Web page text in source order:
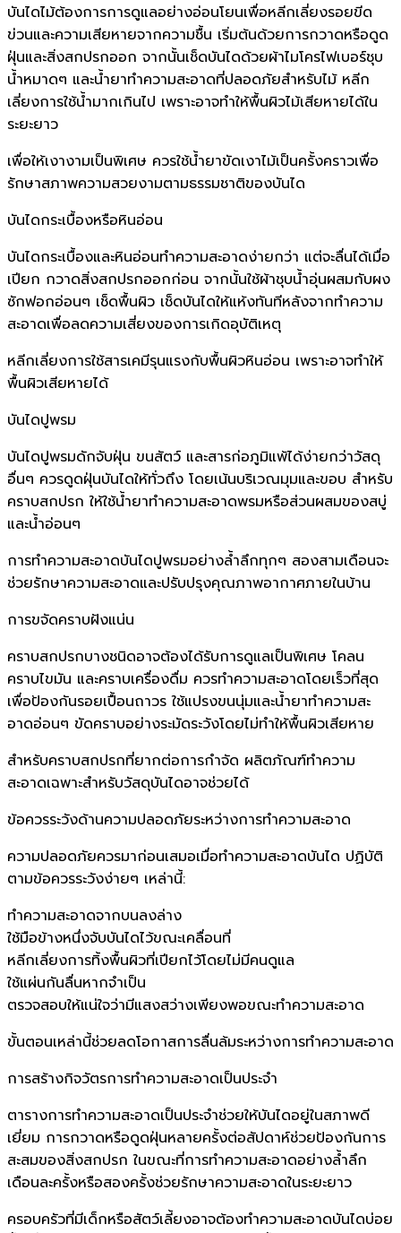
บันไดไม้ต้องการการดูแลอย่างอ่อนโยนเพื่อหลีกเลี่ยงรอยขีด
ข่วนและความเสียหายจากความชื้น เริ่มต้นด้วยการกวาดหรือดูด
ฝุ่นและสิ่งสกปรกออก จากนั้นเช็ดบันไดด้วยผ้าไมโครไฟเบอร์ชุบ
น้ำหมาดๆ และน้ำยาทำความสะอาดที่ปลอดภัยสำหรับไม้ หลีก
เลี่ยงการใช้น้ำมากเกินไป เพราะอาจทำให้พื้นผิวไม้เสียหายได้ใน
ระยะยาว
เพื่อให้เงางามเป็นพิเศษ ควรใช้น้ำยาขัดเงาไม้เป็นครั้งคราวเพื่อ
รักษาสภาพความสวยงามตามธรรมชาติของบันได
บันไดกระเบื้องหรือหินอ่อน
บันไดกระเบื้องและหินอ่อนทำความสะอาดง่ายกว่า แต่จะลื่นได้เมื่อ
เปียก กวาดสิ่งสกปรกออกก่อน จากนั้นใช้ผ้าชุบน้ำอุ่นผสมกับผง
ซักฟอกอ่อนๆ เช็ดพื้นผิว เช็ดบันไดให้แห้งทันทีหลังจากทำความ
สะอาดเพื่อลดความเสี่ยงของการเกิดอุบัติเหตุ
หลีกเลี่ยงการใช้สารเคมีรุนแรงกับพื้นผิวหินอ่อน เพราะอาจทำให้
พื้นผิวเสียหายได้
บันไดปูพรม
บันไดปูพรมดักจับฝุ่น ขนสัตว์ และสารก่อภูมิแพ้ได้ง่ายกว่าวัสดุ
อื่นๆ ควรดูดฝุ่นบันไดให้ทั่วถึง โดยเน้นบริเวณมุมและขอบ สำหรับ
คราบสกปรก ให้ใช้น้ำยาทำความสะอาดพรมหรือส่วนผสมของสบู่
และน้ำอ่อนๆ
การทำความสะอาดบันไดปูพรมอย่างล้ำลึกทุกๆ สองสามเดือนจะ
ช่วยรักษาความสะอาดและปรับปรุงคุณภาพอากาศภายในบ้าน
การขจัดคราบฝังแน่น
คราบสกปรกบางชนิดอาจต้องได้รับการดูแลเป็นพิเศษ โคลน
คราบไขมัน และคราบเครื่องดื่ม ควรทำความสะอาดโดยเร็วที่สุด
เพื่อป้องกันรอยเปื้อนถาวร ใช้แปรงขนนุ่มและน้ำยาทำความสะ
อาดอ่อนๆ ขัดคราบอย่างระมัดระวังโดยไม่ทำให้พื้นผิวเสียหาย
สำหรับคราบสกปรกที่ยากต่อการกำจัด ผลิตภัณฑ์ทำความ
สะอาดเฉพาะสำหรับวัสดุบันไดอาจช่วยได้
ข้อควรระวังด้านความปลอดภัยระหว่างการทำความสะอาด
ความปลอดภัยควรมาก่อนเสมอเมื่อทำความสะอาดบันได ปฏิบัติ
ตามข้อควรระวังง่ายๆ เหล่านี้:
ทำความสะอาดจากบนลงล่าง
ใช้มือข้างหนึ่งจับบันไดไว้ขณะเคลื่อนที่
หลีกเลี่ยงการทิ้งพื้นผิวที่เปียกไว้โดยไม่มีคนดูแล
ใช้แผ่นกันลื่นหากจำเป็น
ตรวจสอบให้แน่ใจว่ามีแสงสว่างเพียงพอขณะทำความสะอาด
ขั้นตอนเหล่านี้ช่วยลดโอกาสการลื่นล้มระหว่างการทำความสะอาด
การสร้างกิจวัตรการทำความสะอาดเป็นประจำ
ตารางการทำความสะอาดเป็นประจำช่วยให้บันไดอยู่ในสภาพดี
เยี่ยม การกวาดหรือดูดฝุ่นหลายครั้งต่อสัปดาห์ช่วยป้องกันการ
สะสมของสิ่งสกปรก ในขณะที่การทำความสะอาดอย่างล้ำลึก
เดือนละครั้งหรือสองครั้งช่วยรักษาความสะอาดในระยะยาว
ครอบครัวที่มีเด็กหรือสัตว์เลี้ยงอาจต้องทำความสะอาดบันไดบ่อย